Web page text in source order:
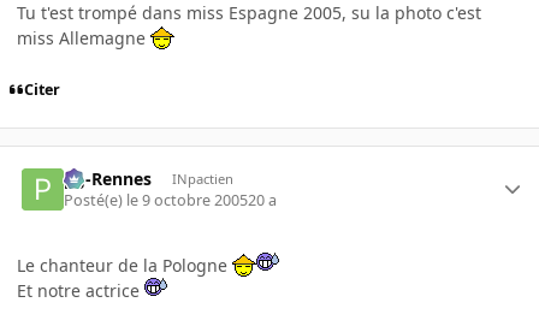
Tu t'est trompé dans miss Espagne 2005, su la photo c'est
miss Allemagne
Citer
pg-Rennes INpactien
Posté(e) le 9 octobre 200520 a
Le chanteur de la Pologne
Et notre actrice